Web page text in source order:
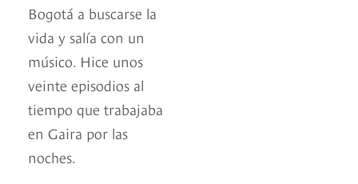
Bogotá a buscarse la
vida y salía con un
músico. Hice unos
veinte episodios al
tiempo que trabajaba
en Gaira por las
noches.